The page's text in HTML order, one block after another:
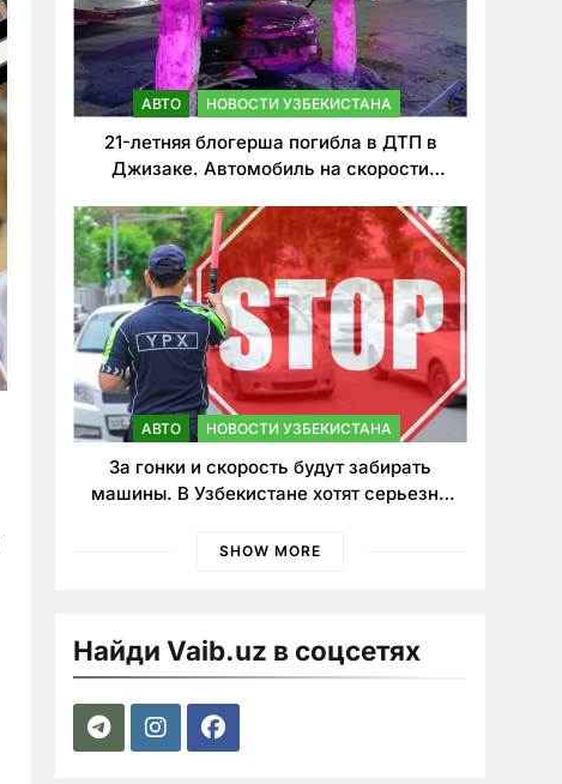
АВТО НОВОСТИ УЗБЕКИСТАНА
21-летняя блогерша погибла в ДТП в
Джизаке. Автомобиль на скорости
АВТО НОВОСТИ УЗБЕКИСТАНА
За гонки и скорость будут забирать
машины. В Узбекистане хотят серьезно
SHOW MORE
Найди Vaib.uz в соцсетях